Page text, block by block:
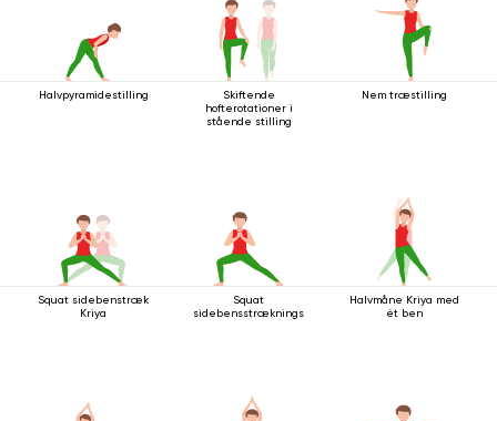
Halvpyramidestilling
Skiftende
hofterotationer i
stående stilling
Nem træstilling
Squat sidebenstræk
Kriya
Squat
sidebensstrækningsstilling
Halvmåne Kriya med
ét ben